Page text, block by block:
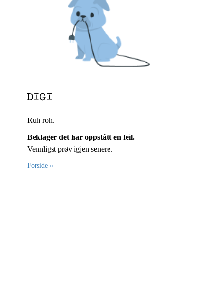
Ruh roh.
Beklager det har oppstått en feil.
Vennligst prøv igjen senere.
Forside »